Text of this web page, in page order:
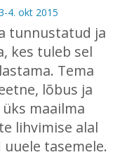
tunnustatud ja
kes tuleb sel
Tema
lõbus ja
maailma
lihvimise alal
tasemele.